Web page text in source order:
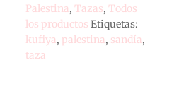
Palestina,Tazas,Todos
los productos Etiquetas:
kufiya, palestina, sandía,
taza